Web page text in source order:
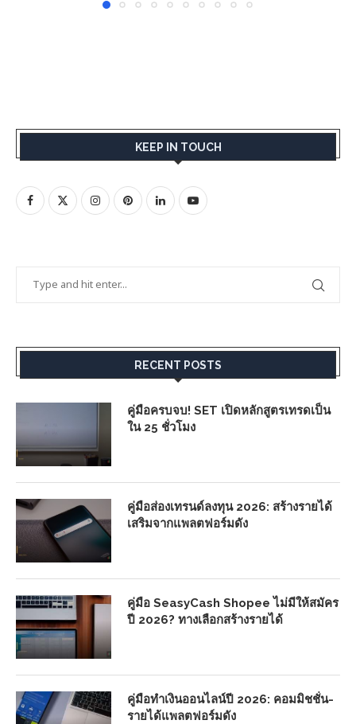
KEEP IN TOUCH
RECENT POSTS
คู่มือครบจบ! SET เปิดหลักสูตรเทรดเป็น
ใน 25 ชั่วโมง
คู่มือส่องเทรนด์ลงทุน 2026: สร้างรายได้
เสริมจากแพลตฟอร์มดัง
คู่มือ SeasyCash Shopee ไม่มีให้สมัคร
ปี 2026? ทางเลือกสร้างรายได้
คู่มือทำเงินออนไลน์ปี 2026: คอมมิชชั่น-
รายได้แพลตฟอร์มดัง